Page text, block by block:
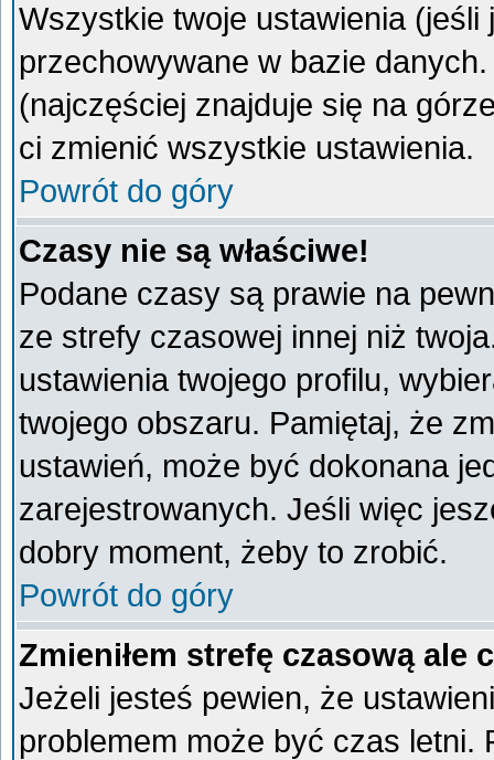
Wszystkie twoje ustawienia
przechowywane w bazie
(najczęściej znajduje się na
ci zmienić wszystkie ustawienia.
Powrót do góry
Czasy nie są właściwe!
Podane czasy są prawie na
ze strefy czasowej innej niż
ustawienia twojego profilu,
twojego obszaru. Pamiętaj, że
ustawień, może być dokonana
zarejestrowanych. Jeśli więc
dobry moment, żeby to zrobić.
Powrót do góry
Zmieniłem strefę czasową ale
Jeżeli jesteś pewien, że
problemem może być czas letni.